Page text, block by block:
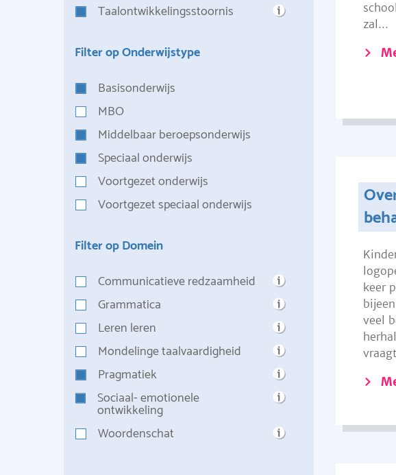
Taalontwikkelingsstoornis
Filter op Onderwijstype
Basisonderwijs
MBO
Middelbaar beroepsonderwijs
Speciaal onderwijs
Voortgezet onderwijs
Voortgezet speciaal onderwijs
Filter op Domein
Communicatieve redzaamheid
Grammatica
Leren leren
Mondelinge taalvaardigheid
Pragmatiek
Sociaal- emotionele
ontwikkeling
Woordenschat
zal...
keer
veel